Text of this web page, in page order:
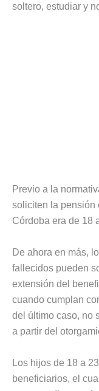
soltero, estudiar y
Previo a la
soliciten la pensión
Córdoba era de 18
De ahora en más,
fallecidos pueden
extensión del
cuando cumplan
del último caso, no
a partir del
Los hijos de 18 a
beneficiarios, el